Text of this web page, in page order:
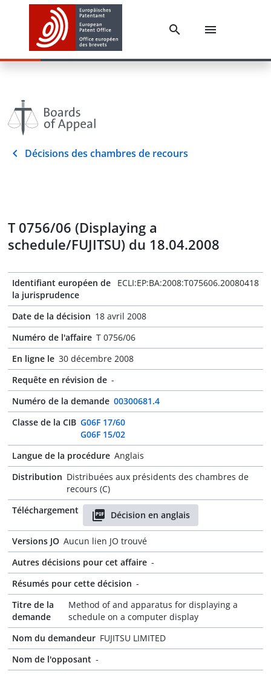
Décisions des chambres de recours
T 0756/06 (Displaying a
schedule/FUJITSU) du 18.04.2008
Identifiant européen de
la jurisprudence
ECLI:EP:BA:2008:T075606.20080418
Date de la décision 18 avril 2008
Numéro de l'affaire T 0756/06
En ligne le 30 décembre 2008
Requête en révision de -
Numéro de la demande 00300681.4
Classe de la CIB G06F 17/60
G06F 15/02
Langue de la procédure Anglais
Distribution Distribuées aux présidents des chambres de
recours (C)
Téléchargement
Décision en anglais
Versions JO Aucun lien JO trouvé
Autres décisions pour cet affaire -
Résumés pour cette décision -
Titre de la
demande
Method of and apparatus for displaying a
schedule on a computer display
Nom du demandeur FUJITSU LIMITED
Nom de l'opposant -